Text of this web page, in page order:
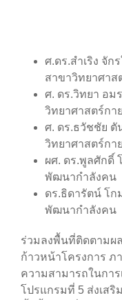
ศ.ดร.สำเริง จัก
สาขาวิทยาศาส
ศ. ดร.วิทยา อม
วิทยาศาสตร์กา
ศ. ดร.ธวัชชัย
วิทยาศาสตร์กา
ผศ. ดร.พูลศักดิ์
พัฒนากำลังคน
ดร.ธิดารัตน์ โ
พัฒนากำลังคน
ร่วมลงพื้นที่ติดตามผ
ก้าวหน้าโครงการ ภ
ความสามารถในกา
โปรแกรมที่ 5 ส่งเส